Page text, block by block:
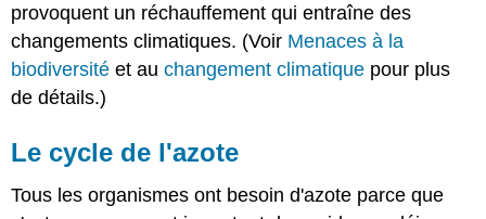
provoquent un réchauffement qui entraîne des
changements climatiques. (Voir Menaces à la
biodiversité et auchangement climatique pour plus
de détails.)
Le cycle de l'azote
Tous les organismes ont besoin d'azote parce que